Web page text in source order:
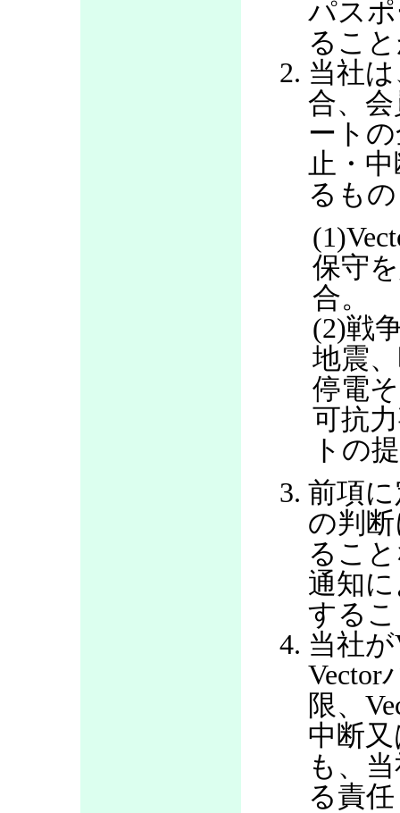
パス
るこ
当社
合、
ート
止・
るも
保守
合。
(2)戦
地震
停電
可抗
トの
前項
の判
るこ
通知
する
当社
Vector
限、
中断
も、
る責